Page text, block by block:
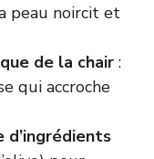
peau noircit et
de la chair :
qui accroche
d’ingrédients